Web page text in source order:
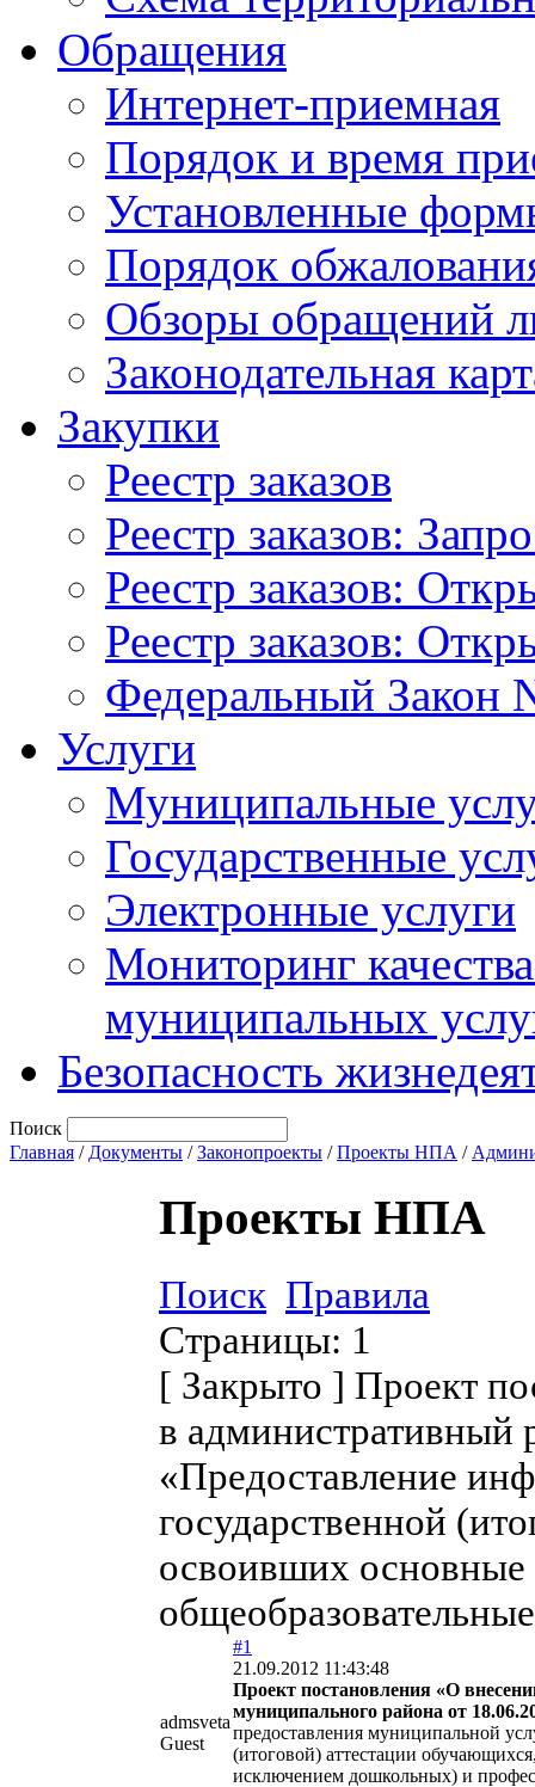
Обращения
Интернет-приемная
Порядок и время
Установленные
Порядок
Обзоры обращений
Законодательная
Закупки
Реестр заказов
Реестр заказов:
Реестр заказов:
Реестр заказов:
Федеральный Закон
Услуги
Муниципальные
Государственные
Электронные услуги
Мониторинг
муниципальных
Безопасность
Поиск
Главная / Документы /Законопроекты /Проекты НПА /
Проекты НПА
Поиск Правила
Страницы: 1
[ Закрыто ] Проект
в административный
«Предоставление
государственной
освоивших
admsveta
Guest
#1
21.09.2012 11:43:48
Проект постановления «О
муниципального района от
предоставления муниципальной
(итоговой) аттестации
исключением дошкольных) и